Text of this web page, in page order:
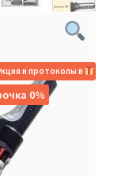
и протоколы в
0%